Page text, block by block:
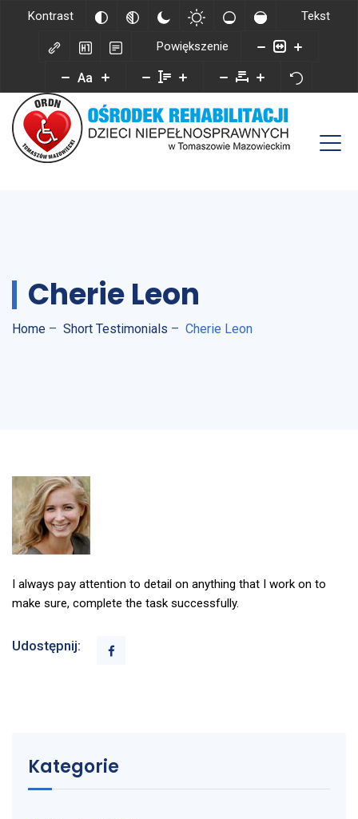
Kontrast Tekst
Powiększenie
Aa
Cherie Leon
Home – Short Testimonials – Cherie Leon
I always pay attention to detail on anything that I work on to
make sure, complete the task successfully.
Udostępnij:
Kategorie